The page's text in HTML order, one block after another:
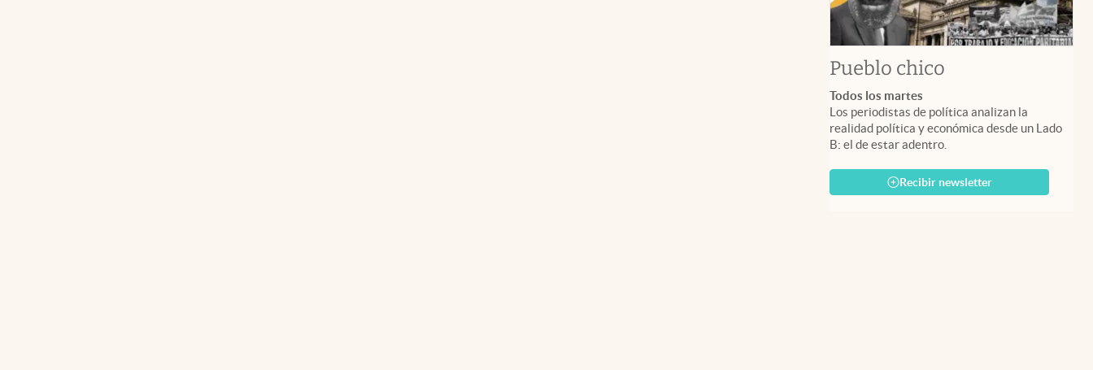
Pueblo chico
Todos los martes
Los periodistas de política analizan la
realidad política y económica desde un Lado
B: el de estar adentro.
Recibir newsletter